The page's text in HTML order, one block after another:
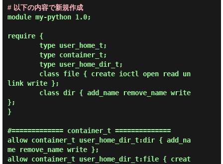
# 以下の内容で新規作成
module my-python 1.0;
require {
link write };
};
}
#============= container_t ==============
allow container_t user_home_dir_t:dir { add_na
me remove_name write };
allow container_t user_home_dir_t:file { creat